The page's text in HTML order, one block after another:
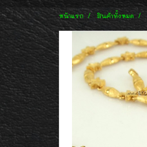
หน้าแรก สินค้าทั้งหมด